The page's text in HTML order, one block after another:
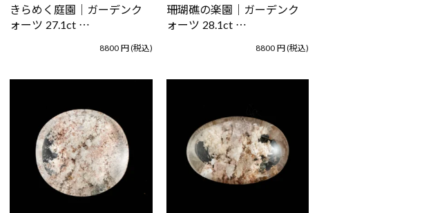
きらめく庭園｜ガーデンク
ォーツ 27.1ct …
8800円(税込)
珊瑚礁の楽園｜ガーデンク
ォーツ 28.1ct …
8800円(税込)